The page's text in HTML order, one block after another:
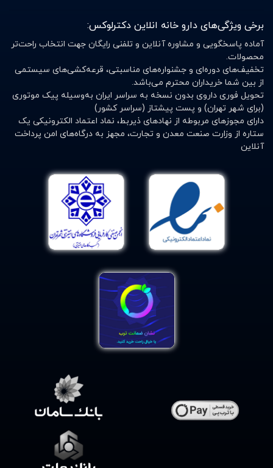
برخی ویژگی‌های دارو خانه انلاین دکترلوکس:
آماده پاسخگویی و مشاوره آنلاین و تلفنی رایگان جهت انتخاب راحت‌تر
محصولات.
تخفیف‌های دوره‌ای و جشنواره‌های مناسبتی، قرعه‌کشی‌های سیستمی
از بین شما خریداران محترم می‌باشد.
تحویل فوری داروی بدون نسخه به سراسر ایران به‌وسیله پیک موتوری
(برای شهر تهران) و پست پیشتاز (سراسر کشور)
دارای مجوزهای مربوطه از نهادهای ذیربط، نماد اعتماد الکترونیکی یک
ستاره از وزارت صنعت معدن و تجارت، مجهز به درگاه‌های امن پرداخت
آنلاین